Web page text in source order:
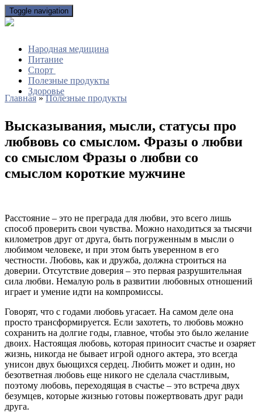
Toggle navigation
Народная медицина
Питание
Спорт
Полезные продукты
Здоровье
Главная»Полезные продукты
Высказывания, мысли, статусы про
любвовь со смыслом. Фразы о любви
со смыслом Фразы о любви со
смыслом короткие мужчине
Расстояние – это не преграда для любви, это всего лишь
способ проверить свои чувства. Можно находиться за тысячи
километров друг от друга, быть погруженным в мысли о
любимом человеке, и при этом быть уверенном в его
честности. Любовь, как и дружба, должна строиться на
доверии. Отсутствие доверия – это первая разрушительная
сила любви. Немалую роль в развитии любовных отношений
играет и умение идти на компромиссы.
Говорят, что с годами любовь угасает. На самом деле она
просто трансформируется. Если захотеть, то любовь можно
сохранить на долгие годы, главное, чтобы это было желание
двоих. Настоящая любовь, которая приносит счастье и озаряет
жизнь, никогда не бывает игрой одного актера, это всегда
унисон двух бьющихся сердец. Любить может и один, но
безответная любовь еще никого не сделала счастливым,
поэтому любовь, переходящая в счастье – это встреча двух
безумцев, которые жизнью готовы пожертвовать друг ради
друга.